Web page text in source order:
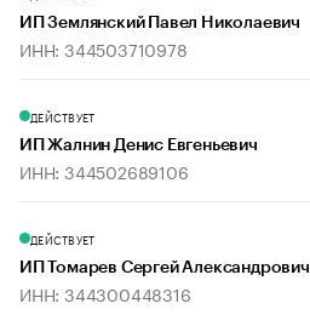
ИП Землянский Павел Николаевич
ИНН: 344503710978
ДЕЙСТВУЕТ
ИП Жалнин Денис Евгеньевич
ИНН: 344502689106
ДЕЙСТВУЕТ
ИП Томарев Сергей Александрович
ИНН: 344300448316